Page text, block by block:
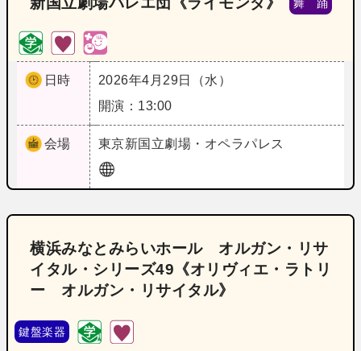
舞 踊
日時
2026年4月29日（水）
開演：13:00
会場 東京新国立劇場・オペラパレス
横浜みなとみらいホール オルガン・リサ
イタル・シリーズ49《オリヴィエ・ラトリ
ー オルガン・リサイタル》
鍵盤楽器